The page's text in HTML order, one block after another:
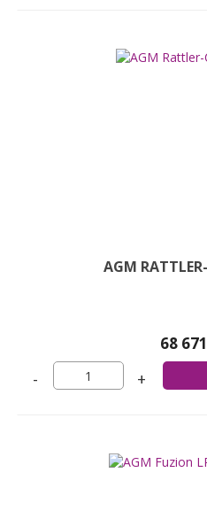
AGM
68
- +